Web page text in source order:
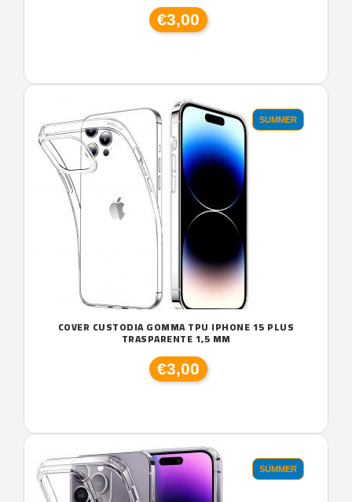
€3,00
SUMMER
COVER CUSTODIA GOMMA TPU IPHONE 15 PLUS
TRASPARENTE 1,5 MM
€3,00
SUMMER